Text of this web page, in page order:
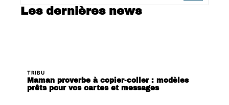
Les dernières news
TRIBU
Maman proverbe à copier-coller : modèles
prêts pour vos cartes et messages